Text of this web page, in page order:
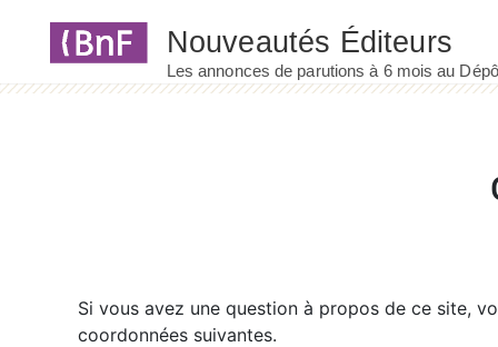
Si vous avez une question à propos de ce site,
coordonnées suivantes.